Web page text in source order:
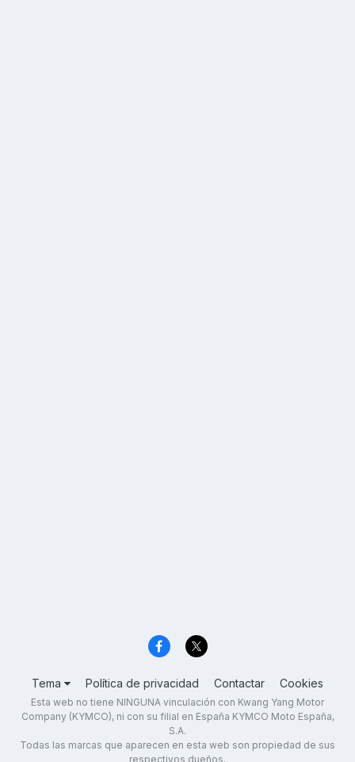
Tema Política de privacidad Contactar Cookies
Esta web no tiene NINGUNA vinculación con Kwang Yang Motor
Company (KYMCO), ni con su filial en España KYMCO Moto España,
S.A.
Todas las marcas que aparecen en esta web son propiedad de sus
respectivos dueños.